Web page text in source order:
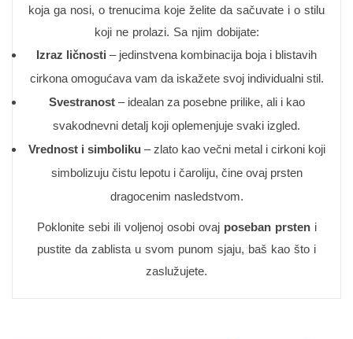
koja ga nosi, o trenucima koje želite da sačuvate i o stilu
koji ne prolazi. Sa njim dobijate:
Izraz ličnosti – jedinstvena kombinacija boja i blistavih
cirkona omogućava vam da iskažete svoj individualni stil.
Svestranost– idealan za posebne prilike, ali i kao
svakodnevni detalj koji oplemenjuje svaki izgled.
Vrednost i simboliku – zlato kao večni metal i cirkoni koji
simbolizuju čistu lepotu i čaroliju, čine ovaj prsten
dragocenim nasledstvom.
Poklonite sebi ili voljenoj osobi ovaj poseban prsteni
pustite da zablista u svom punom sjaju, baš kao što i
zaslužujete.